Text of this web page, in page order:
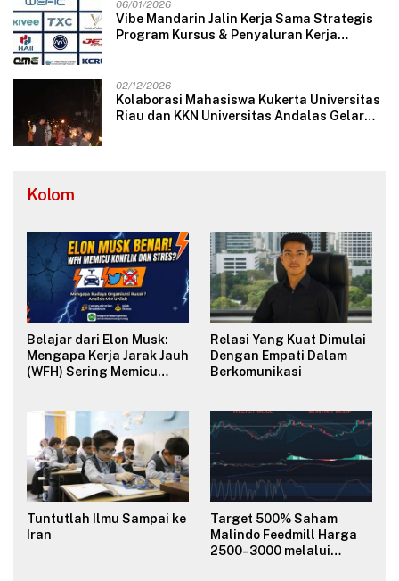
06/01/2026
Vibe Mandarin Jalin Kerja Sama Strategis
Program Kursus & Penyaluran Kerja
02/12/2026
Kolaborasi Mahasiswa Kukerta Universitas
Riau dan KKN Universitas Andalas Gelar
Kolom
Belajar dari Elon Musk:
Mengapa Kerja Jarak Jauh
(WFH) Sering Memicu
Relasi Yang Kuat Dimulai
Dengan Empati Dalam
Berkomunikasi
Tuntutlah Ilmu Sampai ke
Iran
Target 500% Saham
Malindo Feedmill Harga
2500–3000 melalui